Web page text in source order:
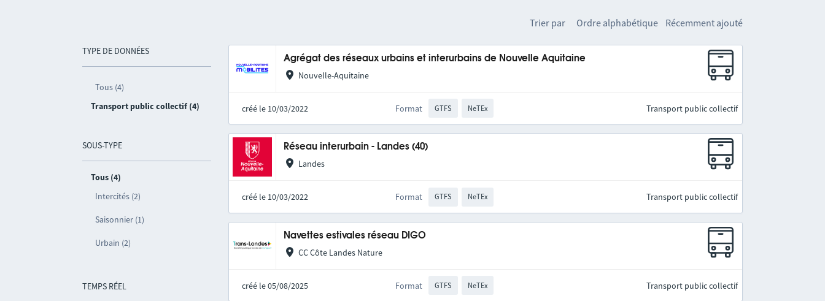
TYPE DE DONNÉES
Tous (4)
Transport public collectif (4)
SOUS-TYPE
Tous (4)
Intercités (2)
Saisonnier (1)
Urbain (2)
TEMPS RÉEL
Trier par Ordre alphabétique Récemment ajouté
Agrégat des réseaux urbains et interurbains de Nouvelle Aquitaine
Nouvelle-Aquitaine
créé le 10/03/2022 Format GTFS NeTEx Transport public collectif
Réseau interurbain - Landes (40)
Landes
créé le 10/03/2022 Format GTFS NeTEx Transport public collectif
Navettes estivales réseau DIGO
CC Côte Landes Nature
créé le 05/08/2025 Format GTFS NeTEx Transport public collectif